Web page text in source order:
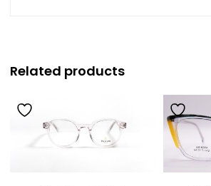
Related products